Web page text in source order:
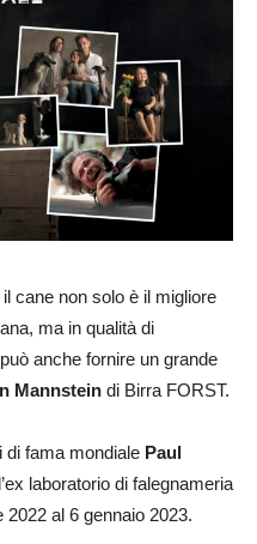
cane non solo è il migliore
ma in qualità di
anche fornire un grande
Mannstein di Birra FORST.
di fama mondiale Paul
laboratorio di falegnameria
al 6 gennaio 2023.